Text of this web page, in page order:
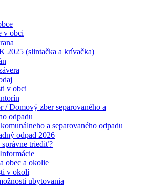
v obci
2025 (slintačka a krívačka)
v obci
/ Domový zber separovaného a
odpadu
a separovaného odpadu
odpad 2026
správne triediť?
obec a okolie
v okolí
ubytovania